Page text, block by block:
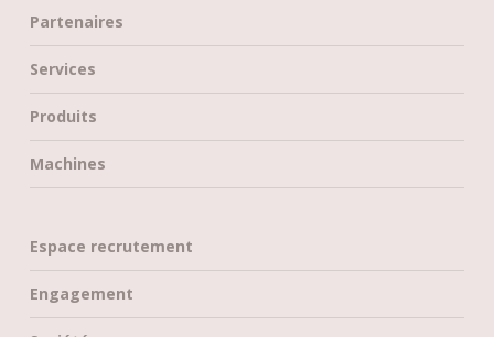
Partenaires
Services
Produits
Machines
Espace recrutement
Engagement